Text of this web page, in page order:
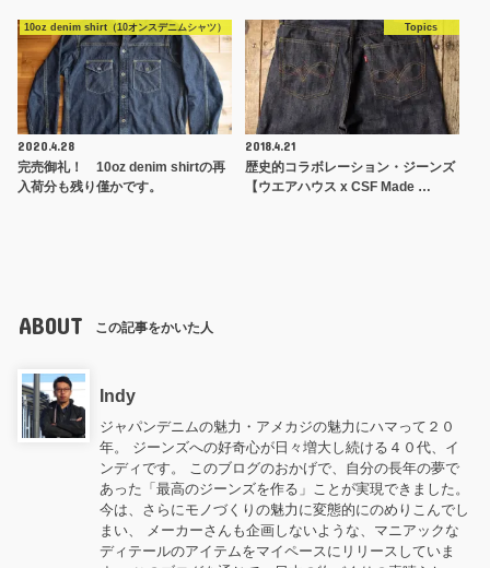
10oz denim shirt（10オンスデニムシャツ）
2020.4.28
完売御礼！ 10oz denim shirtの再
入荷分も残り僅かです。
Topics
2018.4.21
歴史的コラボレーション・ジーンズ
【ウエアハウス x CSF Made …
ABOUT この記事をかいた人
Indy
ジャパンデニムの魅力・アメカジの魅力にハマって２０
年。 ジーンズへの好奇心が日々増大し続ける４０代、イ
ンディです。 このブログのおかげで、自分の長年の夢で
あった「最高のジーンズを作る」ことが実現できました。
今は、さらにモノづくりの魅力に変態的にのめりこんでし
まい、 メーカーさんも企画しないような、マニアックな
ディテールのアイテムをマイペースにリリースしていま